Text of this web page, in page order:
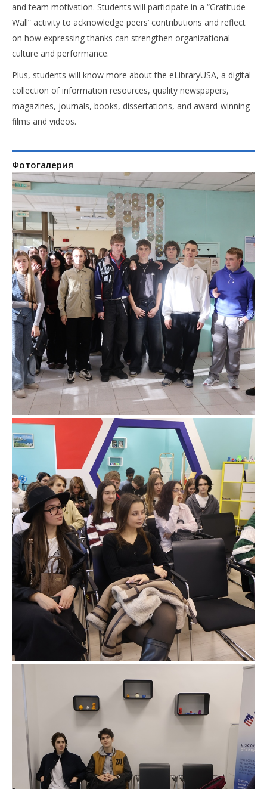
and team motivation. Students will participate in a “Gratitude
Wall” activity to acknowledge peers’ contributions and reflect
on how expressing thanks can strengthen organizational
culture and performance.
Plus, students will know more about the eLibraryUSA, a digital
collection of information resources, quality newspapers,
magazines, journals, books, dissertations, and award-winning
films and videos.
Фотогалерия